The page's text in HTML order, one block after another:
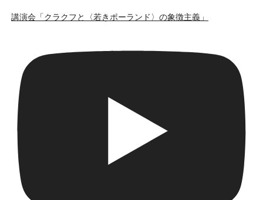
講演会「クラクフと〈若きポーランド〉の象徴主義」